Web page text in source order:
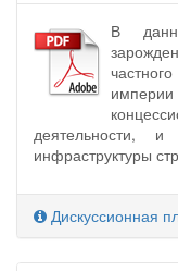
В
деятельности,
инфраструктуры
Дискуссионная